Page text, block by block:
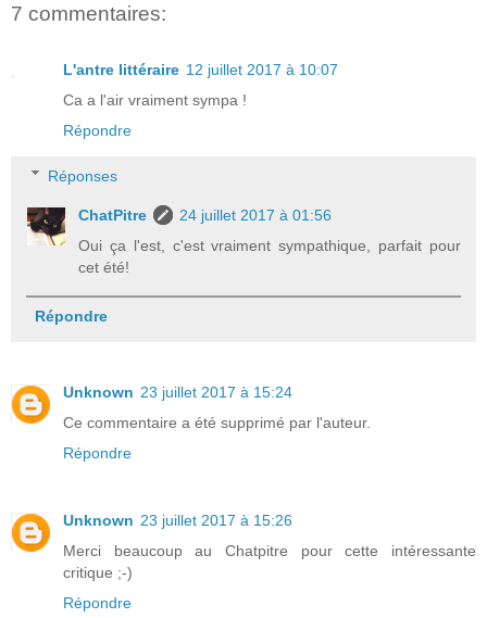
7 commentaires:
L'antre littéraire 12 juillet 2017 à 10:07
Ca a l'air vraiment sympa !
Répondre
Réponses
ChatPitre
24 juillet 2017 à 01:56
Oui ça l'est, c'est vraiment sympathique, parfait pour
cet été!
Répondre
Unknown 23 juillet 2017 à 15:24
Ce commentaire a été supprimé par l'auteur.
Répondre
Unknown 23 juillet 2017 à 15:26
Merci beaucoup au Chatpitre pour cette intéressante
critique ;-)
Répondre